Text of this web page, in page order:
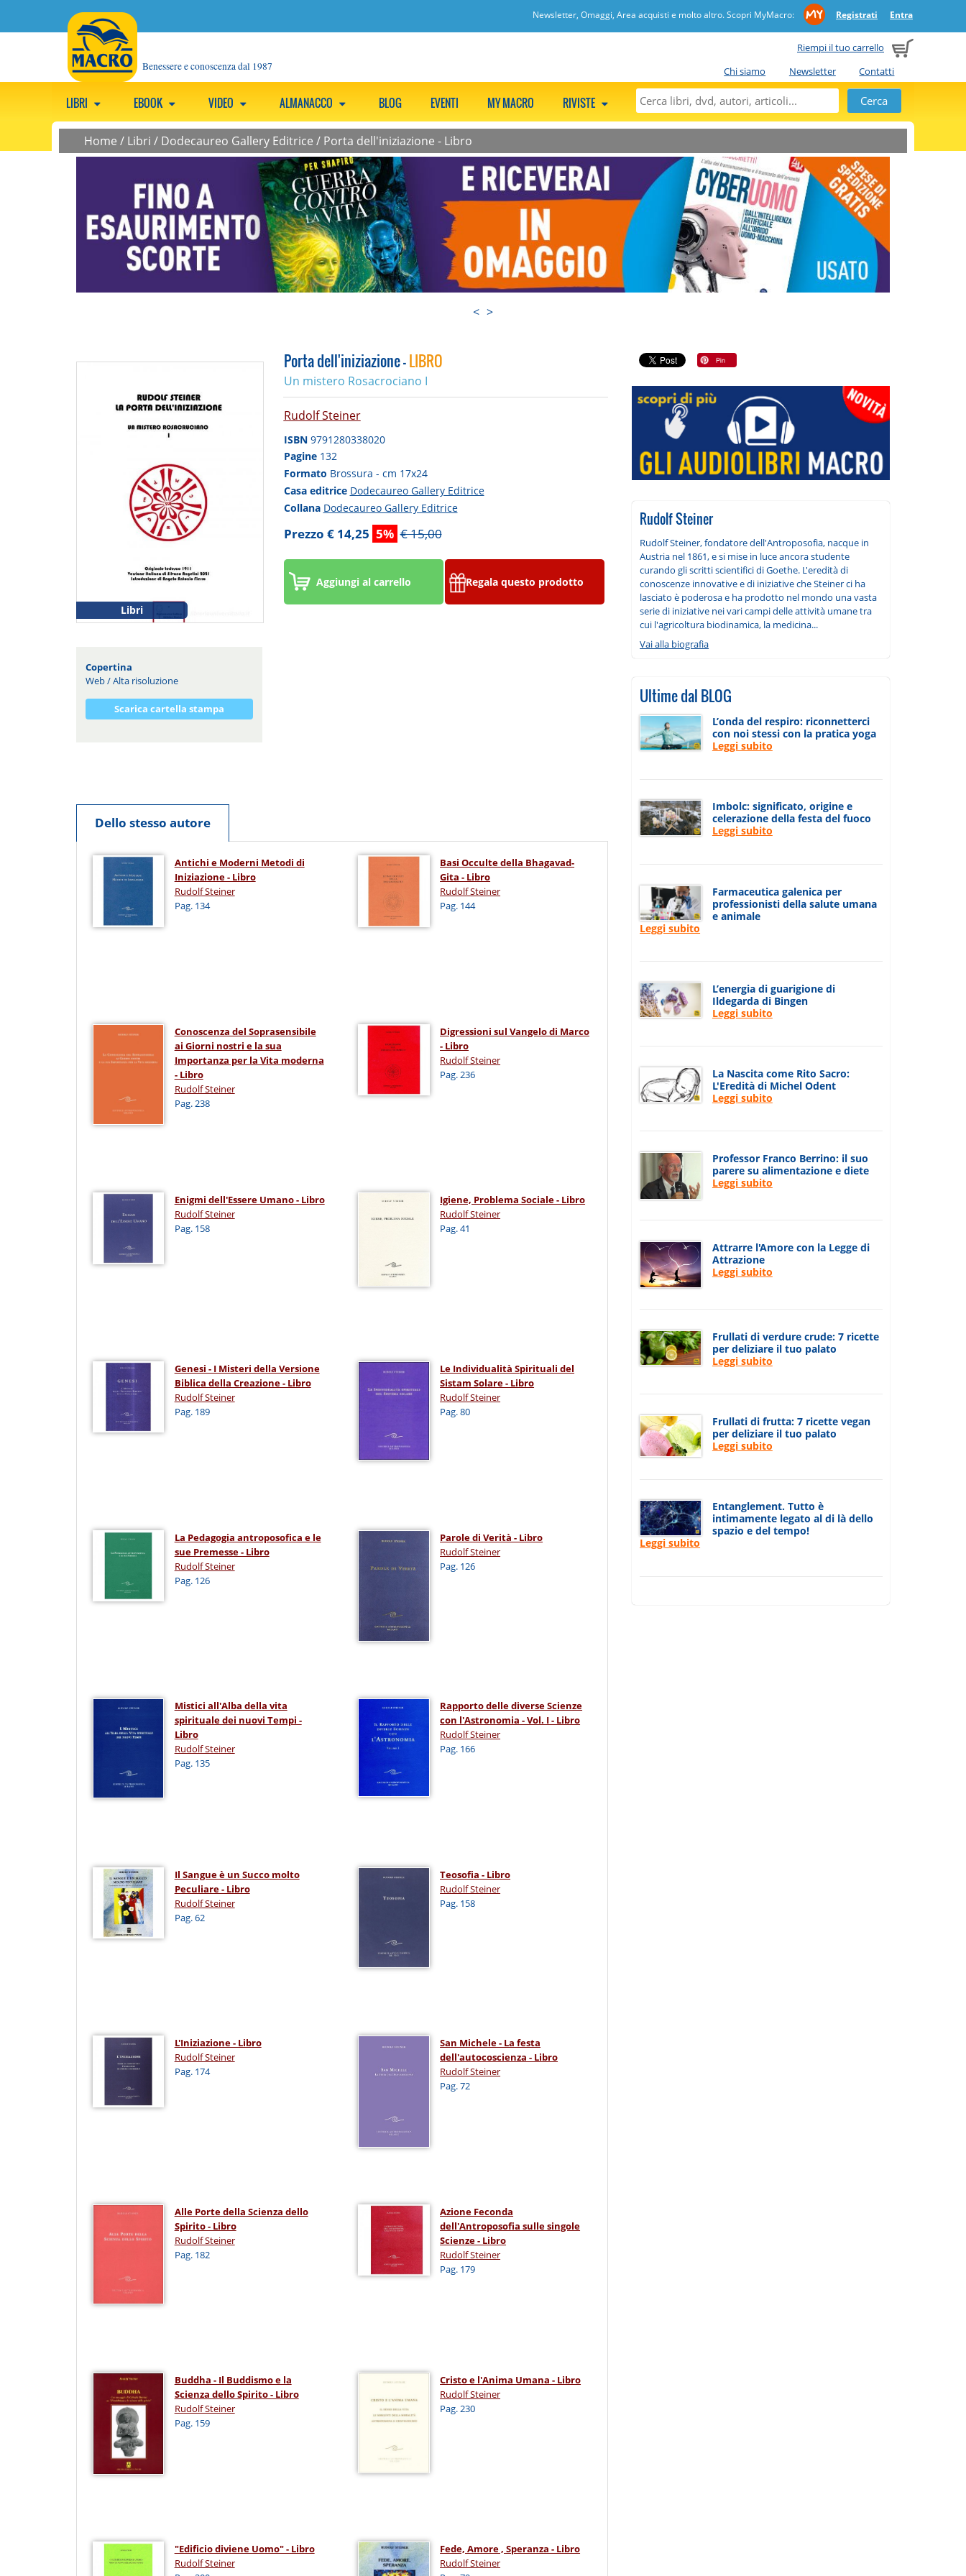
Newsletter, Omaggi, Area acquisti e molto altro. Scopri MyMacro: Registrati Entra
Riempi il tuo carrello
Chi siamo
Newsletter Contatti
Benessere e conoscenza dal 1987
LIBRI EBOOK VIDEO ALMANACCO BLOG EVENTI MY MACRO RIVISTE
Home / Libri / Dodecaureo Gallery Editrice/ Porta dell'iniziazione - Libro
< >
Libri
Copertina
Web/Alta risoluzione
Scarica cartella stampa
Porta dell'iniziazione -LIBRO
Un mistero Rosacrociano I
Rudolf Steiner
ISBN 9791280338020
Pagine 132
Formato Brossura - cm 17x24
Casa editrice Dodecaureo Gallery Editrice
Collana Dodecaureo Gallery Editrice
Prezzo € 14,25 5% € 15,00
Aggiungi al carrello Regala questo prodotto
Dello stesso autore
Antichi e Moderni Metodi di
Iniziazione - Libro
Rudolf Steiner
Pag. 134
Basi Occulte della Bhagavad-
Gita - Libro
Rudolf Steiner
Pag. 144
Conoscenza del Soprasensibile
ai Giorni nostri e la sua
Importanza per la Vita moderna
- Libro
Rudolf Steiner
Pag. 238
Digressioni sul Vangelo di Marco
- Libro
Rudolf Steiner
Pag. 236
Enigmi dell'Essere Umano - Libro
Rudolf Steiner
Pag. 158
Igiene, Problema Sociale - Libro
Rudolf Steiner
Pag. 41
Genesi - I Misteri della Versione
Biblica della Creazione - Libro
Rudolf Steiner
Pag. 189
Le Individualità Spirituali del
Sistam Solare - Libro
Rudolf Steiner
Pag. 80
La Pedagogia antroposofica e le
sue Premesse - Libro
Rudolf Steiner
Pag. 126
Parole di Verità - Libro
Rudolf Steiner
Pag. 126
Mistici all'Alba della vita
spirituale dei nuovi Tempi -
Libro
Rudolf Steiner
Pag. 135
Rapporto delle diverse Scienze
con l'Astronomia - Vol. I - Libro
Rudolf Steiner
Pag. 166
Il Sangue è un Succo molto
Peculiare - Libro
Rudolf Steiner
Pag. 62
Teosofia - Libro
Rudolf Steiner
Pag. 158
L'Iniziazione - Libro
Rudolf Steiner
Pag. 174
San Michele - La festa
dell'autocoscienza - Libro
Rudolf Steiner
Pag. 72
Alle Porte della Scienza dello
Spirito - Libro
Rudolf Steiner
Pag. 182
Azione Feconda
dell'Antroposofia sulle singole
Scienze - Libro
Rudolf Steiner
Pag. 179
Buddha - Il Buddismo e la
Scienza dello Spirito - Libro
Rudolf Steiner
Pag. 159
Cristo e l'Anima Umana - Libro
Rudolf Steiner
Pag. 230
"Edificio diviene Uomo" - Libro
Rudolf Steiner
Fede, Amore , Speranza - Libro
Rudolf Steiner
Rudolf Steiner
Rudolf Steiner, fondatore dell'Antroposofia, nacque in
Austria nel 1861, e si mise in luce ancora studente
curando gli scritti scientifici di Goethe. L'eredità di
conoscenze innovative e di iniziative che Steiner ci ha
lasciato è poderosa e ha prodotto nel mondo una vasta
serie di iniziative nei vari campi delle attività umane tra
cui l'agricoltura biodinamica, la medicina...
Vai alla biografia
Ultime dal BLOG
L’onda del respiro: riconnetterci
con noi stessi con la pratica yoga
Leggi subito
Imbolc: significato, origine e
celerazione della festa del fuoco
Leggi subito
Farmaceutica galenica per
professionisti della salute umana
e animale
Leggi subito
L’energia di guarigione di
Ildegarda di Bingen
Leggi subito
La Nascita come Rito Sacro:
L'Eredità di Michel Odent
Leggi subito
Professor Franco Berrino: il suo
parere su alimentazione e diete
Leggi subito
Attrarre l'Amore con la Legge di
Attrazione
Leggi subito
Frullati di verdure crude: 7 ricette
per deliziare il tuo palato
Leggi subito
Frullati di frutta: 7 ricette vegan
per deliziare il tuo palato
Leggi subito
Entanglement. Tutto è
intimamente legato al di là dello
spazio e del tempo!
Leggi subito